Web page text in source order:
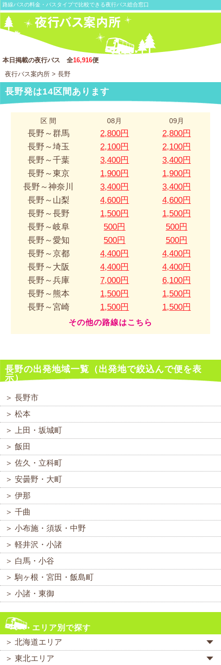
路線バスの料金・バスタイプで比較できる夜行バス総合窓口
本日掲載の夜行バス 全16,916便
夜行バス案内所 > 長野
長野発は14区間あります
区 間 08月 09月
長野～群馬 2,800円
2,800円
長野～埼玉
2,100円
2,100円
長野～千葉
3,400円
3,400円
長野～東京
1,900円
1,900円
長野～神奈川
3,400円
3,400円
長野～山梨
4,600円
4,600円
長野～長野
1,500円
1,500円
長野～岐阜
500円
500円
長野～愛知
500円
500円
長野～京都
4,400円
4,400円
長野～大阪
4,400円
4,400円
長野～兵庫
7,000円
6,100円
長野～熊本
1,500円
1,500円
長野～宮崎
1,500円 1,500円
その他の路線はこちら
長野の出発地域一覧（出発地で絞込んで便を表
示）
＞ 長野市
＞ 松本
＞ 上田・坂城町
＞ 飯田
＞ 佐久・立科町
＞ 安曇野・大町
＞ 伊那
＞ 千曲
＞ 小布施・須坂・中野
＞ 軽井沢・小諸
＞ 白馬・小谷
＞ 駒ヶ根・宮田・飯島町
＞ 小諸・東御
エリア別で探す
＞ 北海道エリア
＞ 東北エリア